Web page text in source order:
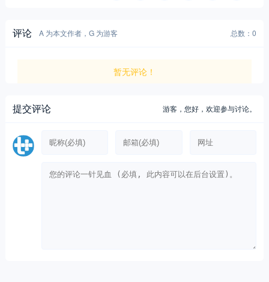
评论 A 为本文作者，G 为游客 总数：0
暂无评论！
提交评论 游客，您好，欢迎参与讨论。